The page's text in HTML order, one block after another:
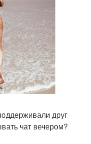
друг
чат вечером?